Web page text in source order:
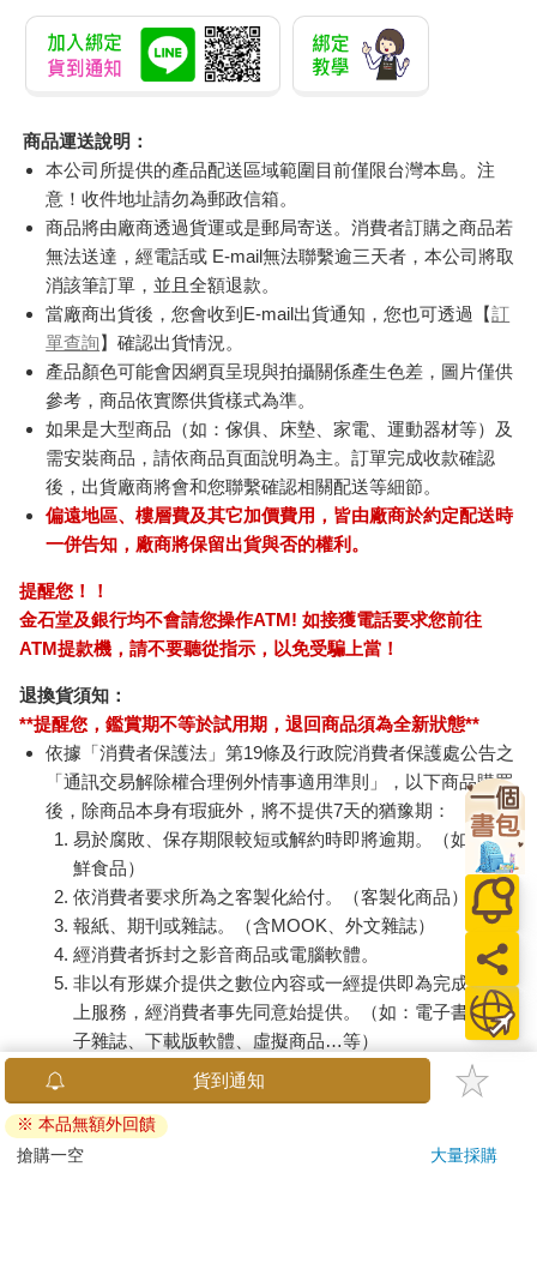
商品運送說明：
本公司所提供的產品配送區域範圍目前僅限台灣本島。注
意！收件地址請勿為郵政信箱。
商品將由廠商透過貨運或是郵局寄送。消費者訂購之商品若
無法送達，經電話或 E-mail無法聯繫逾三天者，本公司將取
消該筆訂單，並且全額退款。
當廠商出貨後，您會收到E-mail出貨通知，您也可透過【訂
單查詢】確認出貨情況。
產品顏色可能會因網頁呈現與拍攝關係產生色差，圖片僅供
參考，商品依實際供貨樣式為準。
如果是大型商品（如：傢俱、床墊、家電、運動器材等）及
需安裝商品，請依商品頁面說明為主。訂單完成收款確認
後，出貨廠商將會和您聯繫確認相關配送等細節。
偏遠地區、樓層費及其它加價費用，皆由廠商於約定配送時
一併告知，廠商將保留出貨與否的權利。
提醒您！！
金石堂及銀行均不會請您操作ATM! 如接獲電話要求您前往
ATM提款機，請不要聽從指示，以免受騙上當！
退換貨須知：
**提醒您，鑑賞期不等於試用期，退回商品須為全新狀態**
依據「消費者保護法」第19條及行政院消費者保護處公告之
「通訊交易解除權合理例外情事適用準則」，以下商品購買
後，除商品本身有瑕疵外，將不提供7天的猶豫期：
易於腐敗、保存期限較短或解約時即將逾期。（如：生
鮮食品）
依消費者要求所為之客製化給付。（客製化商品）
報紙、期刊或雜誌。（含MOOK、外文雜誌）
經消費者拆封之影音商品或電腦軟體。
非以有形媒介提供之數位內容或一經提供即為完成之線
上服務，經消費者事先同意始提供。（如：電子書、電
子雜誌、下載版軟體、虛擬商品…等）
已拆封之個人衛生用品。（如：內衣褲、刮鬍刀、除毛
若非上列種類商品，均享有到貨7天的猶豫期（含例假
日）。
貨到通知
※ 本品無額外回饋
搶購一空
大量採購